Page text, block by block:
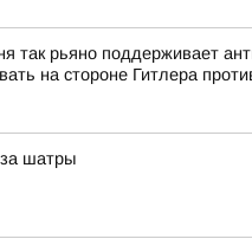
так рьяно поддерживает
на стороне Гитлера
шатры